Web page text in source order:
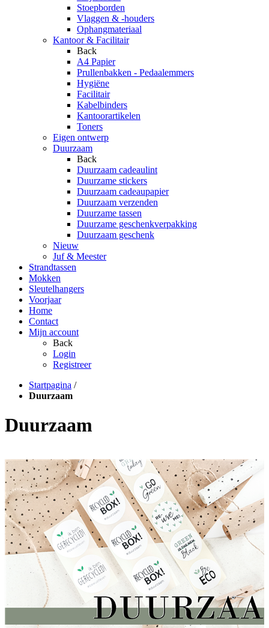
Stoepborden
Vlaggen & -houders
Ophangmateriaal
Kantoor & Facilitair
Back
A4 Papier
Prullenbakken - Pedaalemmers
Hygiëne
Facilitair
Kabelbinders
Kantoorartikelen
Toners
Eigen ontwerp
Duurzaam
Back
Duurzaam cadeaulint
Duurzame stickers
Duurzaam cadeaupapier
Duurzaam verzenden
Duurzame tassen
Duurzame geschenkverpakking
Duurzaam geschenk
Nieuw
Juf & Meester
Strandtassen
Mokken
Sleutelhangers
Voorjaar
Home
Contact
Mijn account
Back
Login
Registreer
Startpagina /
Duurzaam
Duurzaam